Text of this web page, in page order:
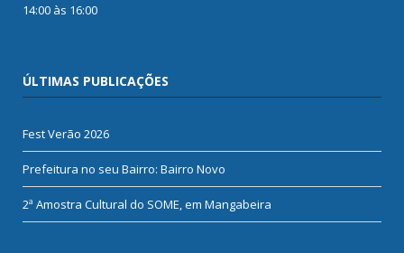
14:00 às 16:00
ÚLTIMAS PUBLICAÇÕES
Fest Verão 2026
Prefeitura no seu Bairro: Bairro Novo
2ª Amostra Cultural do SOME, em Mangabeira